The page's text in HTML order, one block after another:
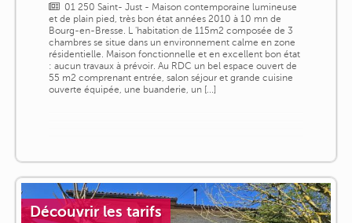
01 250 Saint- Just - Maison contemporaine lumineuse
et de plain pied, très bon état années 2010 à 10 mn de
Bourg-en-Bresse. L 'habitation de 115m2 composée de 3
chambres se situe dans un environnement calme en zone
résidentielle. Maison fonctionnelle et en excellent bon état
: aucun travaux à prévoir. Au RDC un bel espace ouvert de
55 m2 comprenant entrée, salon séjour et grande cuisine
ouverte équipée, une buanderie, un [...]
Découvrir les tarifs